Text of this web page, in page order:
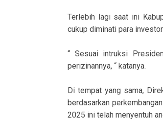
Terlebih lagi saat ini
cukup diminati para
“ Sesuai intruksi
perizinannya, “ katanya.
Di tempat yang sama,
berdasarkan
2025 ini telah menyentuh